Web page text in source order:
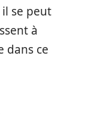
il se peut
à
dans ce